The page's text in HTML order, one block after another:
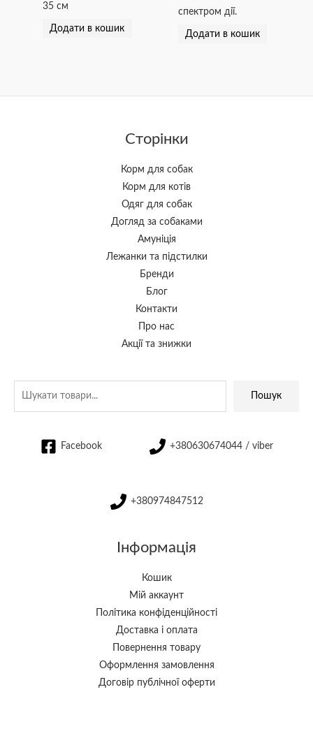
35 см
Додати в кошик
спектром дії.
Додати в кошик
Сторінки
Корм для собак
Корм для котів
Одяг для собак
Догляд за собаками
Амуніція
Лежанки та підстилки
Бренди
Блог
Контакти
Про нас
Акції та знижки
Пошук
Facebook +380630674044 / viber
+380974847512
Інформація
Кошик
Мій аккаунт
Політика конфіденційності
Доставка і оплата
Повернення товару
Оформлення замовлення
Договір публічної оферти